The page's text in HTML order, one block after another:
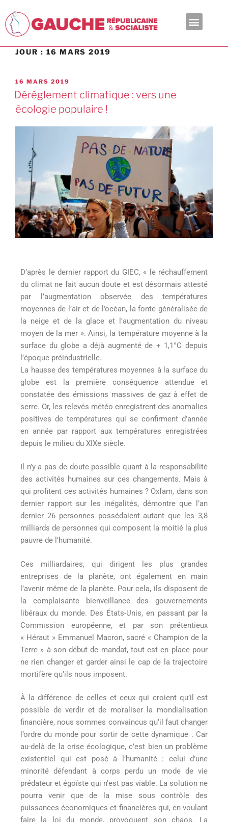
JOUR : 16 MARS 2019
16 MARS 2019
Dérèglement climatique : vers une
écologie populaire !
D’après le dernier rapport du GIEC, « le réchauffement
du climat ne fait aucun doute et est désormais attesté
par l’augmentation observée des températures
moyennes de l’air et de l’océan, la fonte généralisée de
la neige et de la glace et l’augmentation du niveau
moyen de la mer ». Ainsi, la température moyenne à la
surface du globe a déjà augmenté de + 1,1°C depuis
l’époque préindustrielle.
La hausse des températures moyennes à la surface du
globe est la première conséquence attendue et
constatée des émissions massives de gaz à effet de
serre. Or, les relevés météo enregistrent des anomalies
positives de températures qui se confirment d’année
en année par rapport aux températures enregistrées
depuis le milieu du XIXe siècle.
Il n’y a pas de doute possible quant à la responsabilité
des activités humaines sur ces changements. Mais à
qui profitent ces activités humaines ? Oxfam, dans son
dernier rapport sur les inégalités, démontre que l’an
dernier 26 personnes possédaient autant que les 3,8
milliards de personnes qui composent la moitié la plus
pauvre de l’humanité.
Ces milliardaires, qui dirigent les plus grandes
entreprises de la planète, ont également en main
l’avenir même de la planète. Pour cela, ils disposent de
la complaisante bienveillance des gouvernements
libéraux du monde. Des États-Unis, en passant par la
Commission européenne, et par son prétentieux
« Héraut » Emmanuel Macron, sacré « Champion de la
Terre » à son début de mandat, tout est en place pour
ne rien changer et garder ainsi le cap de la trajectoire
mortifère qu’ils nous imposent.
À la différence de celles et ceux qui croient qu’il est
possible de verdir et de moraliser la mondialisation
financière, nous sommes convaincus qu’il faut changer
l’ordre du monde pour sortir de cette dynamique . Car
au-delà de la crise écologique, c’est bien un problème
existentiel qui est posé à l’humanité : celui d’une
minorité défendant à corps perdu un mode de vie
prédateur et égoïste qui n’est pas viable. La solution ne
pourra venir que de la mise sous contrôle des
puissances économiques et financières qui, en voulant
faire la loi du monde, provoquent son chaos. La